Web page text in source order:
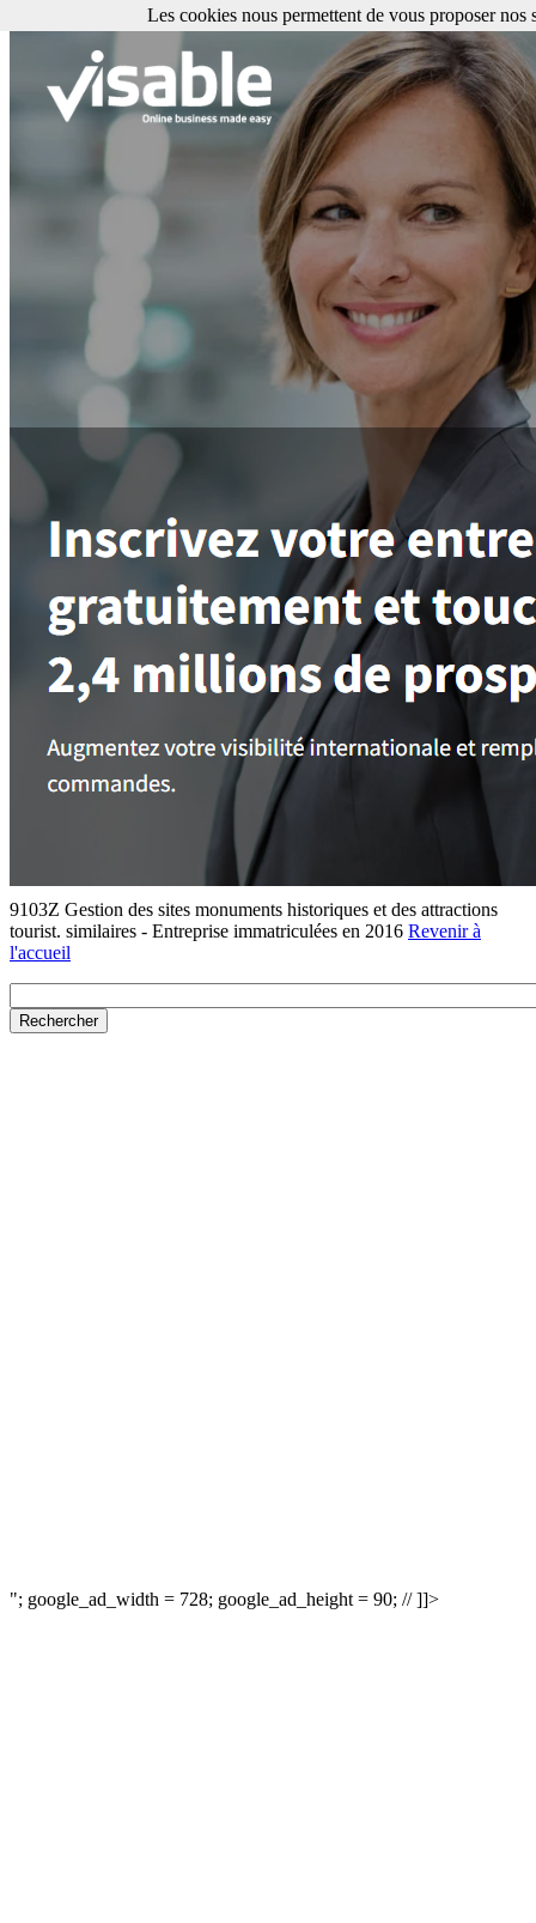
9103Z Gestion des sites monuments historiques et des attractions
tourist. similaires - Entreprise immatriculées en 2016 Revenir à
l'accueil
"; google_ad_width = 728; google_ad_height = 90; // ]]>
Les cookies nous permettent de vous proposer